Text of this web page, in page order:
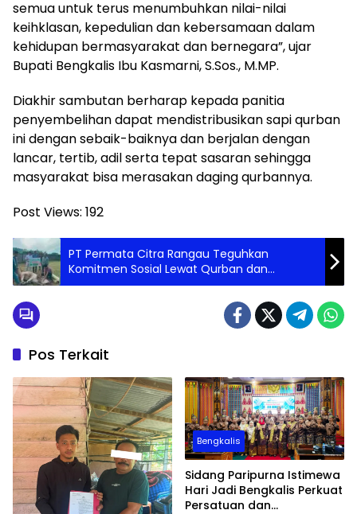
semua untuk terus menumbuhkan nilai-nilai
keihklasan, kepedulian dan kebersamaan dalam
kehidupan bermasyarakat dan bernegara”, ujar
Bupati Bengkalis Ibu Kasmarni, S.Sos., M.MP.
Diakhir sambutan berharap kepada panitia
penyembelihan dapat mendistribusikan sapi qurban
ini dengan sebaik-baiknya dan berjalan dengan
lancar, tertib, adil serta tepat sasaran sehingga
masyarakat bisa merasakan daging qurbannya.
Post Views: 192
PT Permata Citra Rangau Teguhkan
Komitmen Sosial Lewat Qurban dan
Santunan Anak Yatim di Idul Adha 1446 H /
Pos Terkait
Bengkalis
Sidang Paripurna Istimewa
Hari Jadi Bengkalis Perkuat
Persatuan dan